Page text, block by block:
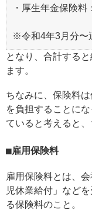
・厚生年金保険料
※令和4年3月分〜
となり、合計する
ます。
ちなみに、保険料
を負担することに
ていると考えると、
雇用保険料
雇用保険料とは、
児休業給付」など
る保険料のこと。